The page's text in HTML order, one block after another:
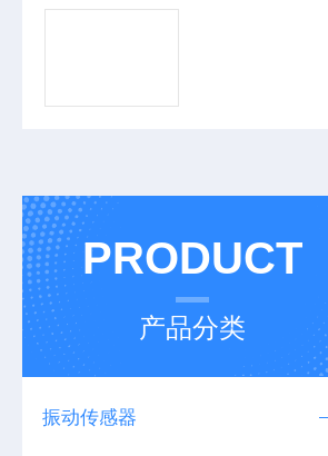
PRODUCT
产品分类
振动传感器